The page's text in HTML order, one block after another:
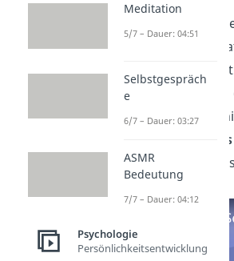
Notorische Lügner
Mitgefühl oder
das Lügen
Soziopathen
anderer Menschen
, erfährst du in
Meditation
5/7 – Dauer: 04:51
Selbstgespräch
e
6/7 – Dauer: 03:27
ASMR
Bedeutung
7/7 – Dauer: 04:12
Psychologie
Persönlichkeitsentwicklung